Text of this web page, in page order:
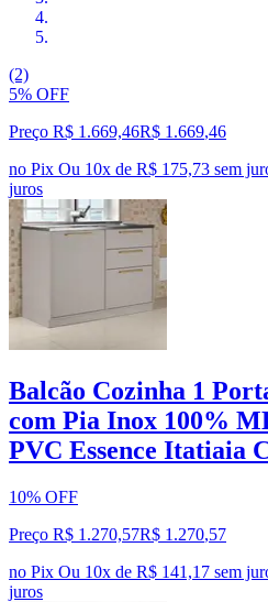
(2)
5% OFF
Preço R$ 1.669,46R$ 1.669,46
no Pix Ou 10x de R$ 175,73 sem
juros
Balcão Cozinha 1
com Pia Inox 100%
PVC Essence Itatiaia
10% OFF
Preço R$ 1.270,57R$ 1.270,57
no Pix Ou 10x de R$ 141,17 sem
juros